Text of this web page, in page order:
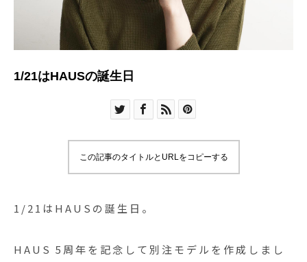
1/21はHAUSの誕生日
この記事のタイトルとURLをコピーする
1/21はHAUSの誕生日。
HAUS 5周年を記念して別注モデルを作成しまし